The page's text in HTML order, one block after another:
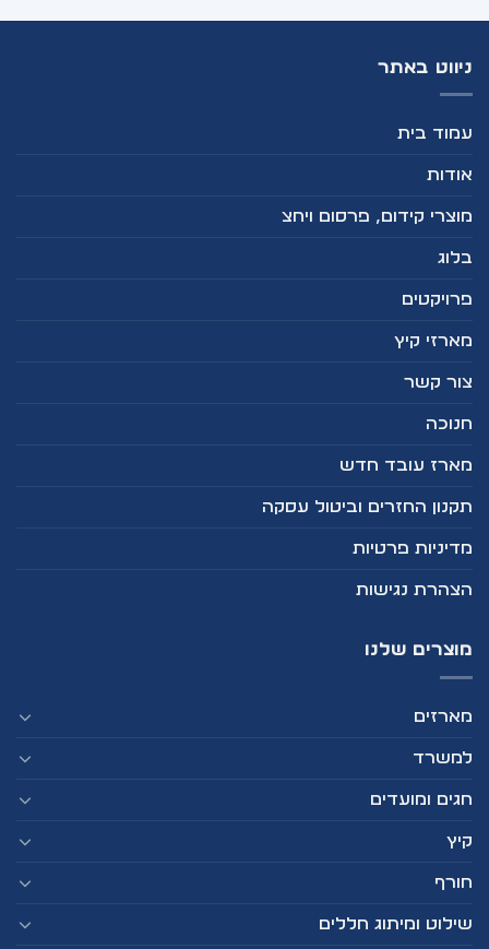
ניווט באתר
עמוד בית
אודות
מוצרי קידום, פרסום ויחצ
בלוג
פרויקטים
מארזי קיץ
צור קשר
חנוכה
מארז עובד חדש
תקנון החזרים וביטול עסקה
מדיניות פרטיות
הצהרת נגישות
מוצרים שלנו
מארזים
למשרד
חגים ומועדים
קיץ
חורף
שילוט ומיתוג חללים